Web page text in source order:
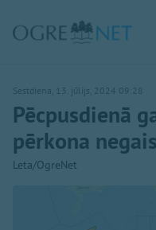
Sestdiena, 13. jūlijs, 2024 09:28
Pēcpusdienā
pērkona
Leta/OgreNet